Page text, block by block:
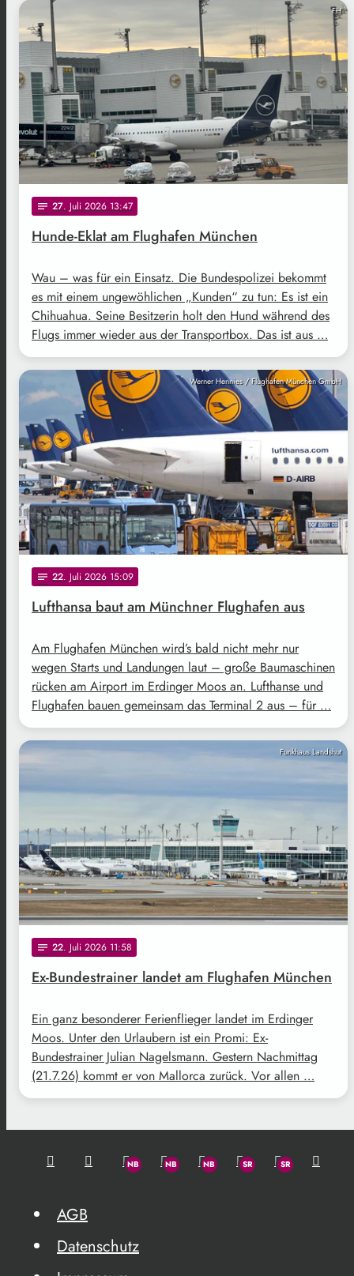
FH
notes 27. Juli 2026 13:47
Hunde-Eklat am Flughafen München
Wau – was für ein Einsatz. Die Bundespolizei bekommt
es mit einem ungewöhlichen „Kunden“ zu tun: Es ist ein
Chihuahua. Seine Besitzerin holt den Hund während des
Flugs immer wieder aus der Transportbox. Das ist aus …
Werner Hennies / Flughafen München GmbH
notes 22. Juli 2026 15:09
Lufthansa baut am Münchner Flughafen aus
Am Flughafen München wird’s bald nicht mehr nur
wegen Starts und Landungen laut – große Baumaschinen
rücken am Airport im Erdinger Moos an. Lufthanse und
Flughafen bauen gemeinsam das Terminal 2 aus – für …
Funkhaus Landshut
notes 22. Juli 2026 11:58
Ex-Bundestrainer landet am Flughafen München
Ein ganz besonderer Ferienflieger landet im Erdinger
Moos. Unter den Urlaubern ist ein Promi: Ex-
Bundestrainer Julian Nagelsmann. Gestern Nachmittag
(21.7.26) kommt er von Mallorca zurück. Vor allen …
AGB
Datenschutz